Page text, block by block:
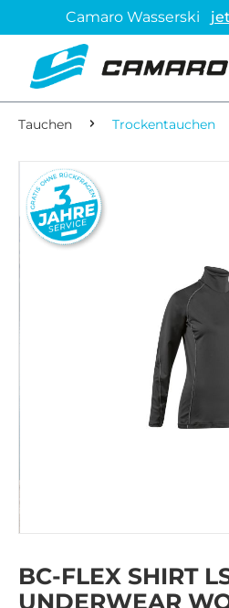
Camaro Wasserski
Tauchen Trockentauchen
BC-FLEX SHIRT
UNDERWEAR